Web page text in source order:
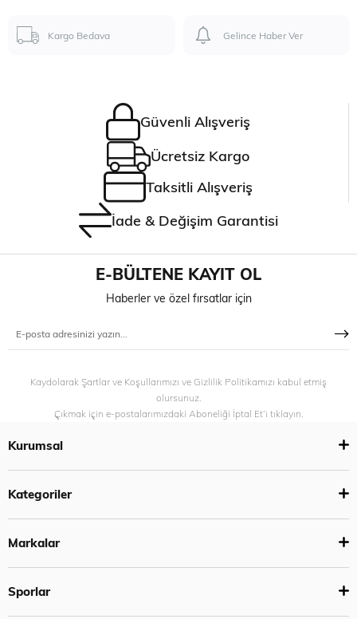
Kargo Bedava Gelince Haber Ver
Güvenli Alışveriş
Ücretsiz Kargo
Taksitli Alışveriş
İade & Değişim Garantisi
E-BÜLTENE KAYIT OL
Haberler ve özel fırsatlar için
Kaydolarak Şartlar ve Koşullarımızı ve Gizlilik Politikamızı kabul etmiş
olursunuz.
Çıkmak için e-postalarımızdaki Aboneliği İptal Et’i tıklayın.
Kurumsal
Kategoriler
Markalar
Sporlar